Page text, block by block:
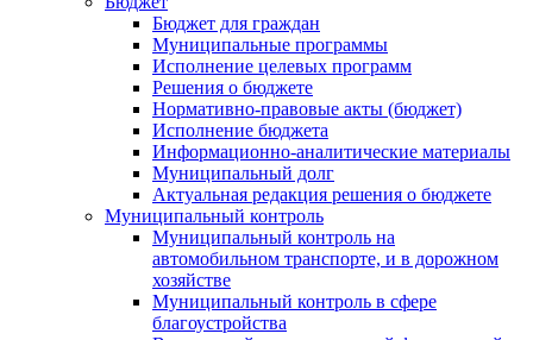
Бюджет для граждан
Муниципальные программы
Исполнение целевых программ
Решения о бюджете
Нормативно-правовые акты (бюджет)
Исполнение бюджета
Информационно-аналитические материалы
Муниципальный долг
Актуальная редакция решения о бюджете
Муниципальный контроль
Муниципальный контроль на
автомобильном транспорте, и в дорожном
хозяйстве
Муниципальный контроль в сфере
благоустройства